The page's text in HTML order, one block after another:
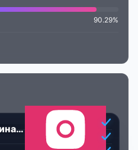
90.29%
Карина Оксукпаева